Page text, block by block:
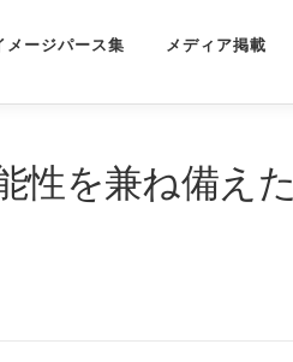
メージパース集 メディア掲載
性を兼ね備えた